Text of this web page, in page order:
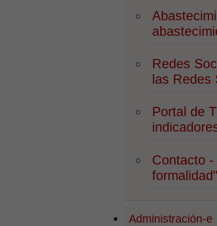
Redes
las Redes
Portal de
Contacto
Administración-e